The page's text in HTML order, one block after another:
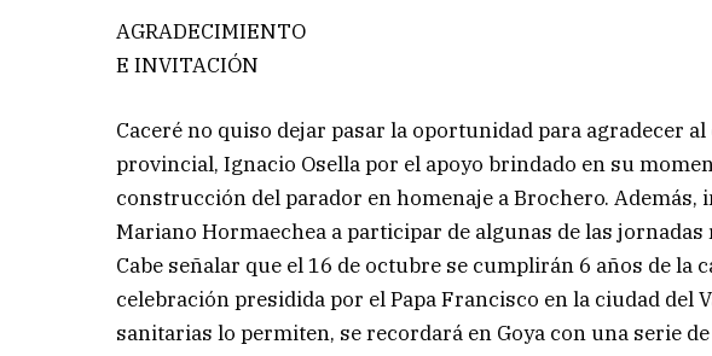
AGRADECIMIENTO
E INVITACIÓN
Caceré no quiso dejar pasar la oportunidad para agradecer
provincial, Ignacio Osella por el apoyo brindado en su
construcción del parador en homenaje a Brochero. Además,
Mariano Hormaechea a participar de algunas de las jornadas
Cabe señalar que el 16 de octubre se cumplirán 6 años de la
celebración presidida por el Papa Francisco en la ciudad del
sanitarias lo permiten, se recordará en Goya con una serie